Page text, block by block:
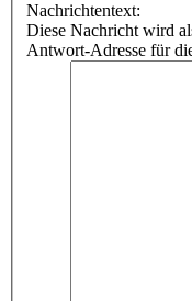
Nachrichtentext:
Diese Nachricht wird
Antwort-Adresse für